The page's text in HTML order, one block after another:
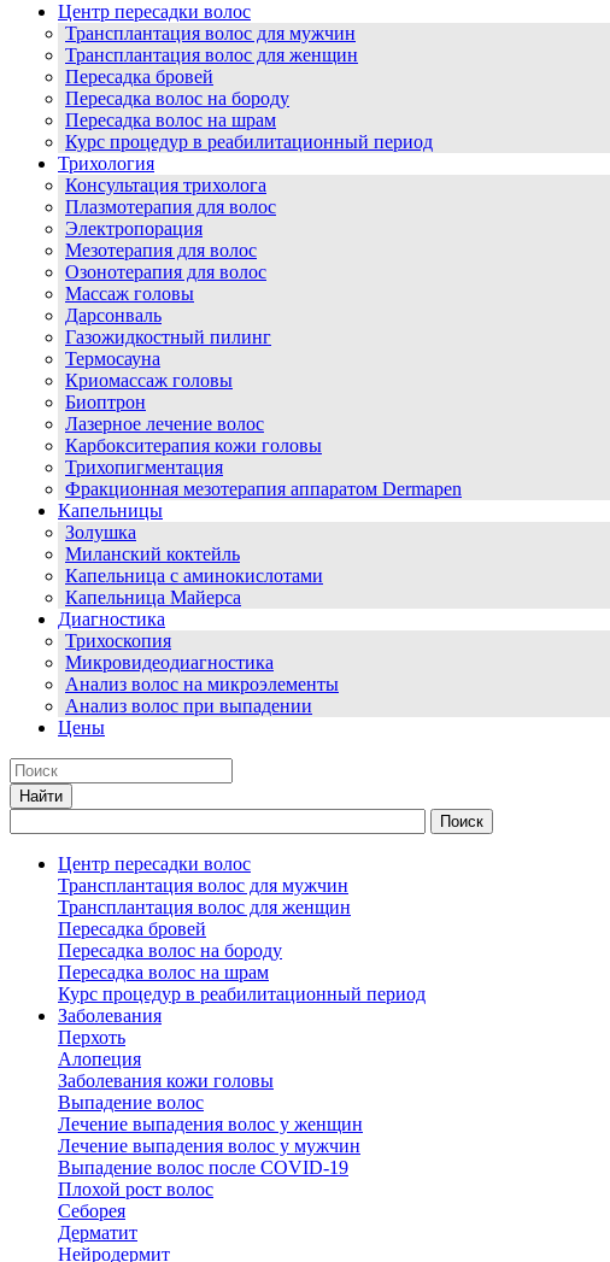
Центр пересадки волос
Трансплантация волос для мужчин
Трансплантация волос для женщин
Пересадка бровей
Пересадка волос на бороду
Пересадка волос на шрам
Курс процедур в реабилитационный период
Трихология
Консультация трихолога
Плазмотерапия для волос
Электропорация
Мезотерапия для волос
Озонотерапия для волос
Массаж головы
Дарсонваль
Газожидкостный пилинг
Термосауна
Криомассаж головы
Биоптрон
Лазерное лечение волос
Карбокситерапия кожи головы
Трихопигментация
Фракционная мезотерапия аппаратом Dermapen
Капельницы
Золушка
Миланский коктейль
Капельница с аминокислотами
Капельница Майерса
Диагностика
Трихоскопия
Микровидеодиагностика
Анализ волос на микроэлементы
Анализ волос при выпадении
Цены
Центр пересадки волос
Трансплантация волос для мужчин
Трансплантация волос для женщин
Пересадка бровей
Пересадка волос на бороду
Пересадка волос на шрам
Курс процедур в реабилитационный период
Заболевания
Перхоть
Алопеция
Заболевания кожи головы
Выпадение волос
Лечение выпадения волос у женщин
Лечение выпадения волос у мужчин
Выпадение волос после COVID-19
Плохой рост волос
Cеборея
Дерматит
Нейродермит